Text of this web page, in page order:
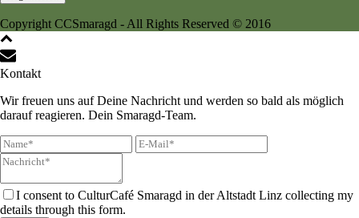
Copyright CCSmaragd - All Rights Reserved © 2016
Kontakt
Wir freuen uns auf Deine Nachricht und werden so bald als möglich
darauf reagieren. Dein Smaragd-Team.
I consent to CulturCafé Smaragd in der Altstadt Linz collecting my
details through this form.